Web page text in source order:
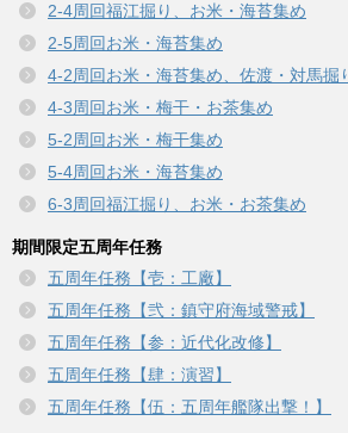
2-4周回福江掘り、お米・海苔集め
2-5周回お米・海苔集め
4-2周回お米・海苔集め、佐渡・対馬掘
4-3周回お米・梅干・お茶集め
5-2周回お米・梅干集め
5-4周回お米・海苔集め
6-3周回福江掘り、お米・お茶集め
期間限定五周年任務
五周年任務【壱：工廠】
五周年任務【弐：鎮守府海域警戒】
五周年任務【参：近代化改修】
五周年任務【肆：演習】
五周年任務【伍：五周年艦隊出撃！】